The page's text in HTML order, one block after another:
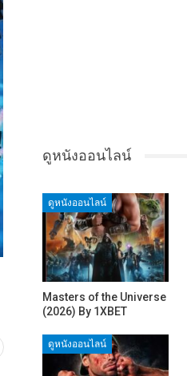
ดูหนังออนไลน์
ดูหนังออนไลน์
Masters of the Universe
(2026) By 1XBET
ดูหนังออนไลน์